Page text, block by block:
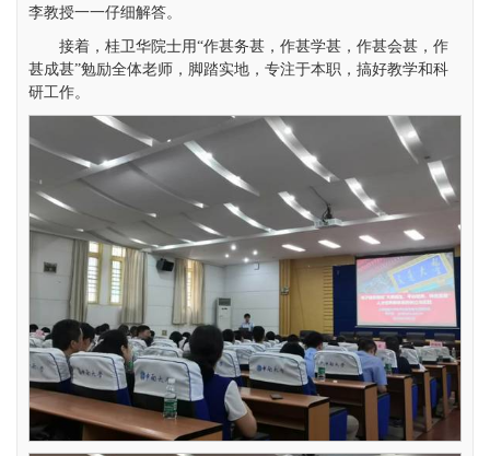
李教授一一仔细解答。
接着，桂卫华院士用“作甚务甚，作甚学甚，作甚会甚，作
甚成甚”勉励全体老师，脚踏实地，专注于本职，搞好教学和科
研工作。